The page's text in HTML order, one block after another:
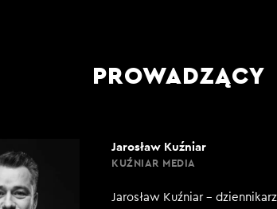
PROWADZĄCY
Jarosław Kuźniar
KUŹNIAR MEDIA
Jarosław Kuźniar –